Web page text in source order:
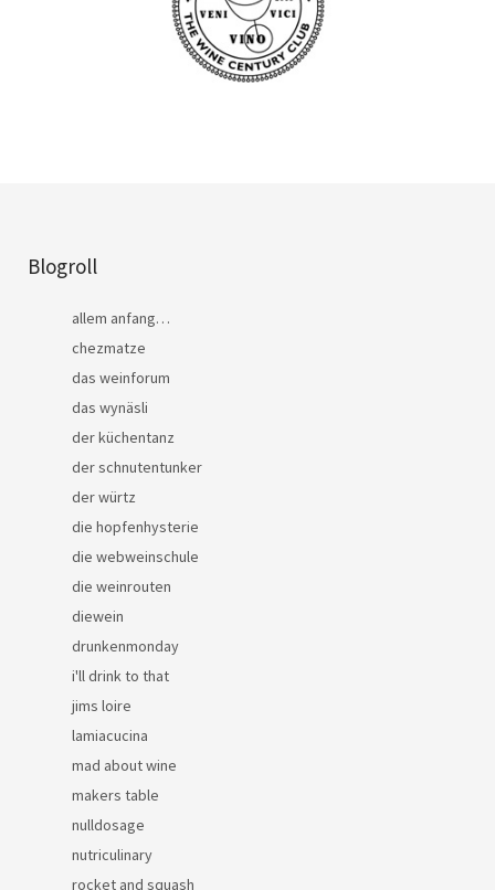
Blogroll
allem anfang…
chezmatze
das weinforum
das wynäsli
der küchentanz
der schnutentunker
der würtz
die hopfenhysterie
die webweinschule
die weinrouten
diewein
drunkenmonday
i'll drink to that
jims loire
lamiacucina
mad about wine
makers table
nulldosage
nutriculinary
rocket and squash